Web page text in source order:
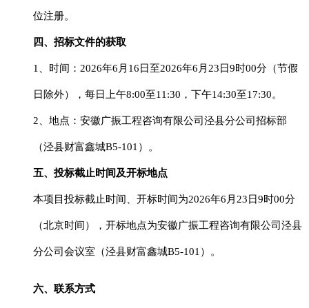
位注册。
四、招标文件的获取
1、时间：2026年6 月 16 日至2026年6 月 23 日9时00分 （节假
日除外） ，每日上午8:00至11:30，下午14:30至1 7:30。
2、地点： 安徽广振工程咨询有限公司泾县分公司 招标部
（泾县财富鑫城B5-101）。
五、投标截止时间及开标地点
本项目投标截止时间、开标时间为2026年6月23日9时00分
（北京时间），开标地点为安徽广振工程咨询有限公司泾县
分公司 会议室 （泾县财富鑫城B5-101）。
六、联系方式